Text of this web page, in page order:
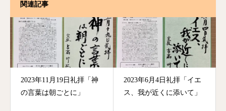
関連記事
2023年11月19日礼拝「神
の言葉は朝ごとに」
2023年6月4日礼拝「イエ
ス、我が近くに添いて」